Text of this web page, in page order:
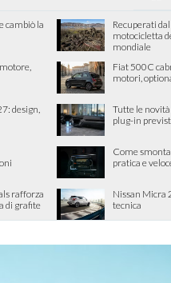
cambiò la
Recuperati
motocicletta
mondiale
Fiat 500C
motori,
design,
Tutte le
plug-in
Come
pratica e
rafforza
di grafite
Nissan Micra
tecnica